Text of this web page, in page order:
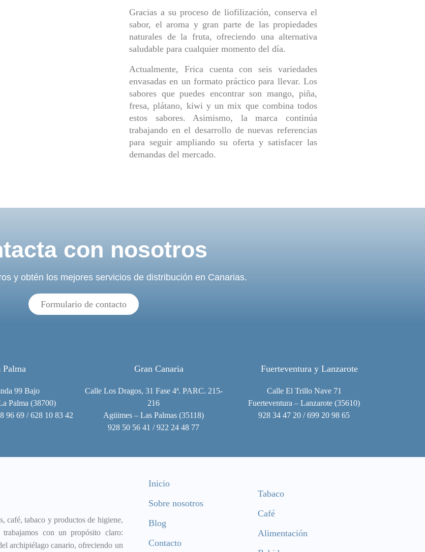
Gracias a su proceso de liofilización, conserva el
sabor, el aroma y gran parte de las propiedades
naturales de la fruta, ofreciendo una alternativa
saludable para cualquier momento del día.
Actualmente, Frica cuenta con seis variedades
envasadas en un formato práctico para llevar. Los
sabores que puedes encontrar son mango, piña,
fresa, plátano, kiwi y un mix que combina todos
estos sabores. Asimismo, la marca continúa
trabajando en el desarrollo de nuevas referencias
para seguir ampliando su oferta y satisfacer las
demandas del mercado.
con nosotros
y obtén los mejores servicios de distribución en Canarias.
Formulario de contacto
Palma
99 Bajo
Palma (38700)
96 69 / 628 10 83 42
Gran Canaria
Calle Los Dragos, 31 Fase 4ª. PARC. 215-
216
Agüimes – Las Palmas (35118)
928 50 56 41 / 922 24 48 77
Fuerteventura y Lanzarote
Calle El Trillo Nave 71
Fuerteventura – Lanzarote (35610)
928 34 47 20 / 699 20 98 65
café, tabaco y productos de higiene,
con un propósito claro:
archipiélago canario, ofreciendo un
Inicio
Sobre nosotros
Blog
Contacto
Tabaco
Café
Alimentación